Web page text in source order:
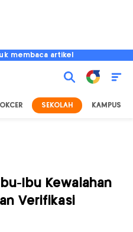
membaca artikel
SEKOLAH KAMPUS
Ibu Kewalahan
Verifikasi